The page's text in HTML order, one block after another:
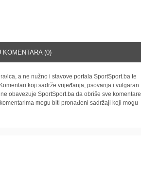
KOMENTARA (0)
ica, a ne nužno i stavove portala SportSport.ba te
koji sadrže vrijeđanja, psovanja i vulgaran
obavezuje SportSport.ba da obriše sve komentare
mogu biti pronađeni sadržaji koji mogu